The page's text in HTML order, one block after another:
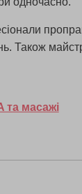
Також
та масажі